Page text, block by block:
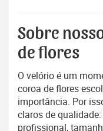
Sobre
de flores
O velório é um
coroa de flores
importância. Por
claros de
profissional,